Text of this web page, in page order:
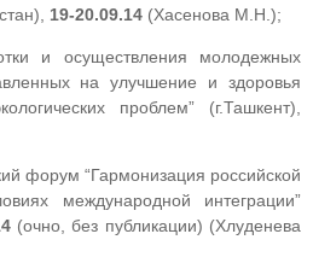
19-20.09.14 (Хасенова М.Н.);
и осуществления молодежных
на улучшение и здоровья
проблем” (г.Ташкент),
форум “Гармонизация российской
международной интеграции”
(очно, без публикации) (Хлуденева